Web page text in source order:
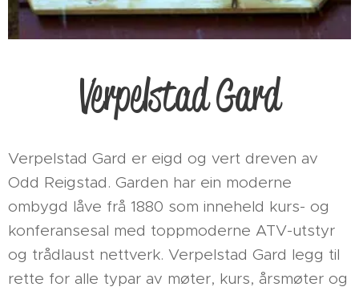
Verpelstad Gard
Verpelstad Gard er eigd og vert dreven av
Odd Reigstad. Garden har ein moderne
ombygd låve frå 1880 som inneheld kurs- og
konferansesal med toppmoderne ATV-utstyr
og trådlaust nettverk. Verpelstad Gard legg til
rette for alle typar av møter, kurs, årsmøter og